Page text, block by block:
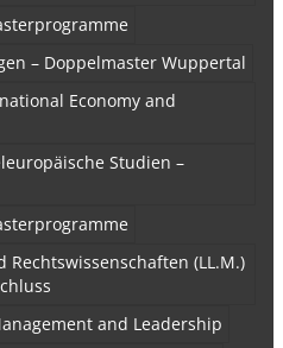
– Doppelmaster Wuppertal
Economy and
Studien –
Rechtswissenschaften (LL.M.)
and Leadership